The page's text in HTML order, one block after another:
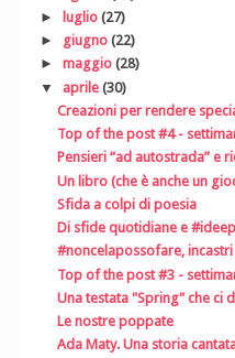
►
luglio (27)
► giugno (22)
► maggio (28)
▼ aprile (30)
Creazioni per rendere
Top of the post #4 -
Pensieri “ad autostrada” e
Un libro (che è anche un
Sfida a colpi di poesia
Di sfide quotidiane e
#noncelapossofare,
Top of the post #3 -
Una testata "Spring" che ci
Le nostre poppate
Ada Maty. Una storia